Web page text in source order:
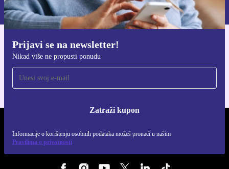
Prijavi se na newsletter!
Nikad više ne propusti ponudu
Zatraži kupon
Informacije o korištenju osobnih podataka možeš pronaći u našim
Pravilima o privatnosti
Pravilima privatnosti.
Preuzmi refurbed aplikaciju
Za iOS i Android